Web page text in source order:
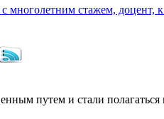
многолетним стажем, доцент,
путем и стали полагаться